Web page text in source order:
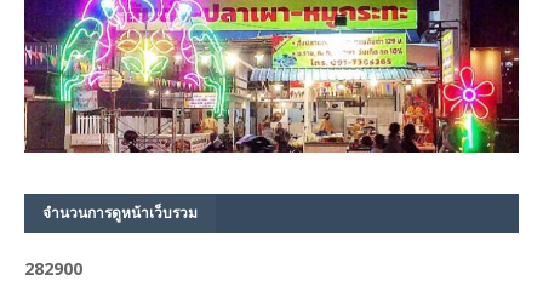
จำนวนการดูหน้าเว็บรวม
282900